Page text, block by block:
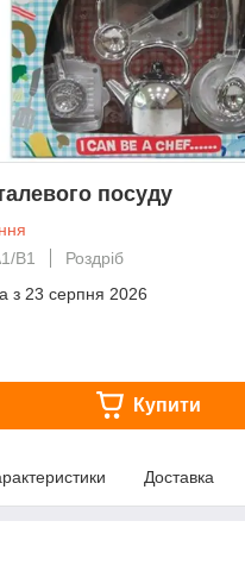
посуду
B1
Роздріб
з 23 серпня 2026
Купити
Доставка